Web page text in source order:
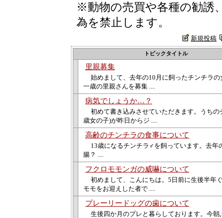
※動物の売買や各種の勧誘
為を禁止します。
新規投稿
トピックタイトル
里親募集
始めまして、去年の10月に飼ったチンチラの
一歳の里親さんを募集 ....
病気でしょうか…？
初めて書き込みさせていただきます。うちの
歳女の子)が昨日からジ ....
高齢のチンチラの食事について
13歳になるチンチラ♂を飼っています。去年
腸？ ....
フクロモモンガの威嚇について
初めまして、こんにちは。5日前に生後半年
モモをお迎えした者で ....
プレーリードッグの歯について
生後四か月のプレと暮らしております。今朝